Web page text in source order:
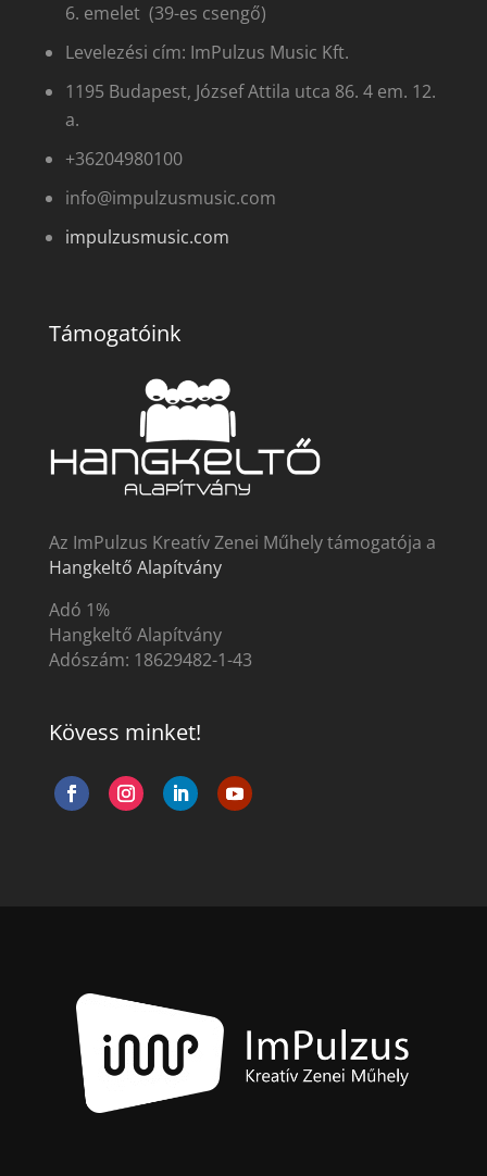
6. emelet (39-es csengő)
Levelezési cím: ImPulzus Music Kft.
1195 Budapest, József Attila utca 86. 4 em. 12.
a.
+36204980100
info@impulzusmusic.com
impulzusmusic.com
Támogatóink
Az ImPulzus Kreatív Zenei Műhely támogatója a
Hangkeltő Alapítvány
Adó 1%
Hangkeltő Alapítvány
Adószám: 18629482-1-43
Kövess minket!